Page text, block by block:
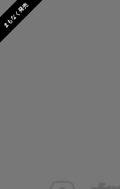
まもなく発売